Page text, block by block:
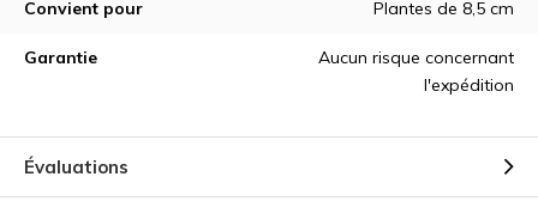
Convient pour Plantes de 8,5 cm
Garantie
Aucun risque concernant
l'expédition
Évaluations